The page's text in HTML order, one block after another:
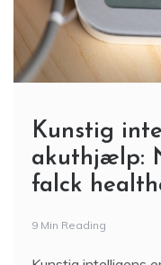
Kunstig
akuthjælp:
falck
9 Min Reading